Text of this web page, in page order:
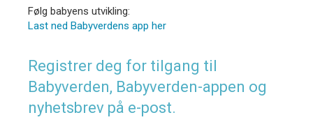
Følg babyens utvikling:
Last ned Babyverdens app her
Registrer deg for tilgang til
Babyverden, Babyverden-appen og
nyhetsbrev på e-post.